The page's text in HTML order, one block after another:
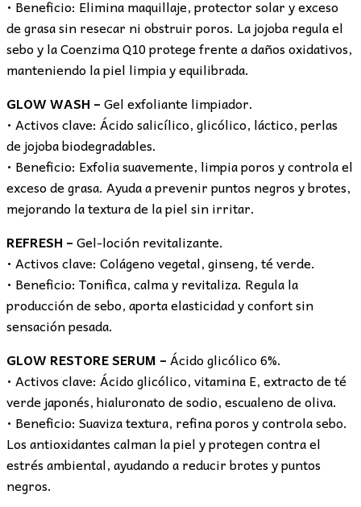
• Beneficio: Elimina maquillaje, protector solar y exceso
de grasa sin resecar ni obstruir poros. La jojoba regula el
sebo y la Coenzima Q10 protege frente a daños oxidativos,
manteniendo la piel limpia y equilibrada.
GLOW WASH –Gel exfoliante limpiador.
• Activos clave: Ácido salicílico, glicólico, láctico, perlas
de jojoba biodegradables.
• Beneficio: Exfolia suavemente, limpia poros y controla el
exceso de grasa. Ayuda a prevenir puntos negros y brotes,
mejorando la textura de la piel sin irritar.
REFRESH –Gel-loción revitalizante.
• Activos clave: Colágeno vegetal, ginseng, té verde.
• Beneficio: Tonifica, calma y revitaliza. Regula la
producción de sebo, aporta elasticidad y confort sin
sensación pesada.
GLOW RESTORE SERUM –Ácido glicólico 6%.
• Activos clave: Ácido glicólico, vitamina E, extracto de té
verde japonés, hialuronato de sodio, escualeno de oliva.
• Beneficio: Suaviza textura, refina poros y controla sebo.
Los antioxidantes calman la piel y protegen contra el
estrés ambiental, ayudando a reducir brotes y puntos
negros.